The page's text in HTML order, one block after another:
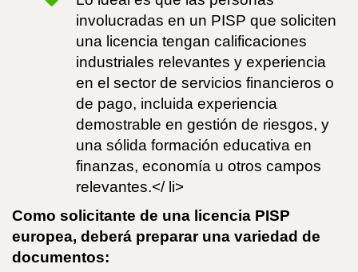
involucradas en un PISP que soliciten
una licencia tengan calificaciones
industriales relevantes y experiencia
en el sector de servicios financieros o
de pago, incluida experiencia
demostrable en gestión de riesgos, y
una sólida formación educativa en
finanzas, economía u otros campos
relevantes.</ li>
Como solicitante de una licencia PISP
europea, deberá preparar una variedad de
documentos: